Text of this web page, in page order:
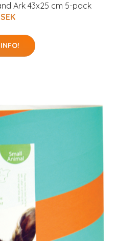
Ark 43x25 cm 5-pack